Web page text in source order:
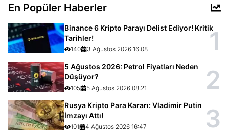
En Popüler Haberler
Binance 6 Kripto Parayı Delist Ediyor! Kritik
Tarihler!
140 3 Ağustos 2026 16:08 1
5 Ağustos 2026: Petrol Fiyatları Neden
Düşüyor?
105 5 Ağustos 2026 08:21 2
Rusya Kripto Para Kararı: Vladimir Putin
İmzayı Attı!
101 4 Ağustos 2026 16:47 3